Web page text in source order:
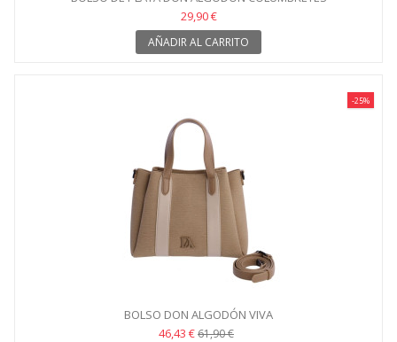
29,90 €
AÑADIR AL CARRITO
-25%
BOLSO DON ALGODÓN VIVA
46,43 €61,90 €